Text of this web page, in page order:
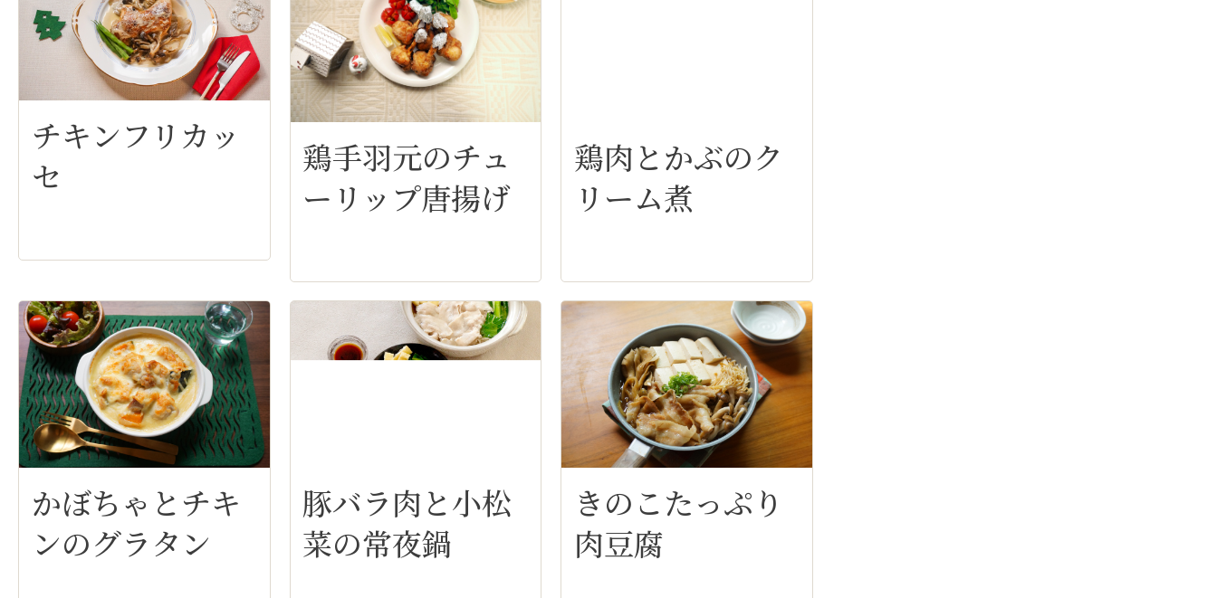
チキンフリカッ
セ
鶏手羽元のチュ
ーリップ唐揚げ
鶏肉とかぶのク
リーム煮
かぼちゃとチキ
ンのグラタン
豚バラ肉と小松
菜の常夜鍋
きのこたっぷり
肉豆腐